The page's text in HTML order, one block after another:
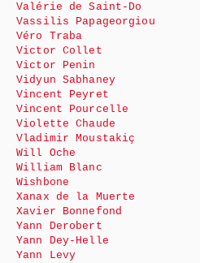
Valérie de Saint-Do
Vassilis Papageorgiou
Véro Traba
Victor Collet
Victor Penin
Vidyun Sabhaney
Vincent Peyret
Vincent Pourcelle
Violette Chaude
Vladimir Moustakiç
Will Oche
William Blanc
Wishbone
Xanax de la Muerte
Xavier Bonnefond
Yann Derobert
Yann Dey-Helle
Yann Levy